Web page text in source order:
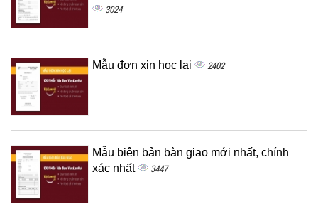
3024
Mẫu đơn xin học lại 2402
Mẫu biên bản bàn giao mới nhất, chính
xác nhất
3447